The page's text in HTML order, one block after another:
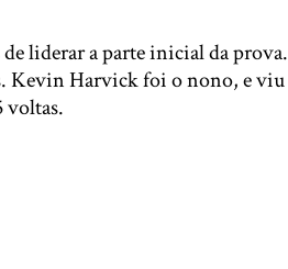
liderar a parte inicial da prova.
Kevin Harvick foi o nono, e viu
voltas.